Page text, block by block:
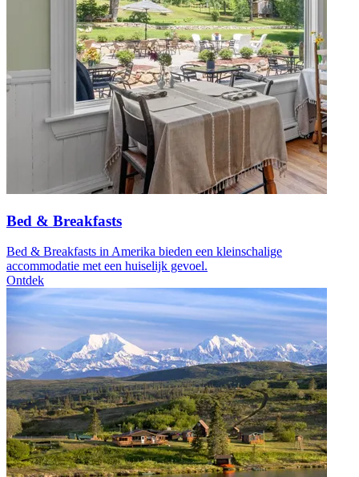
Bed & Breakfasts
Bed & Breakfasts in Amerika bieden een kleinschalige
accommodatie met een huiselijk gevoel.
Ontdek